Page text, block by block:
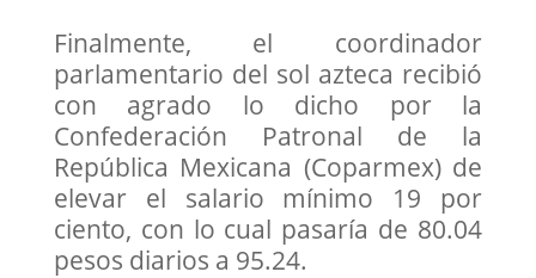
Finalmente, el coordinador
parlamentario del sol azteca recibió
con agrado lo dicho por la
Confederación Patronal de la
República Mexicana (Coparmex) de
elevar el salario mínimo 19 por
ciento, con lo cual pasaría de 80.04
pesos diarios a 95.24.